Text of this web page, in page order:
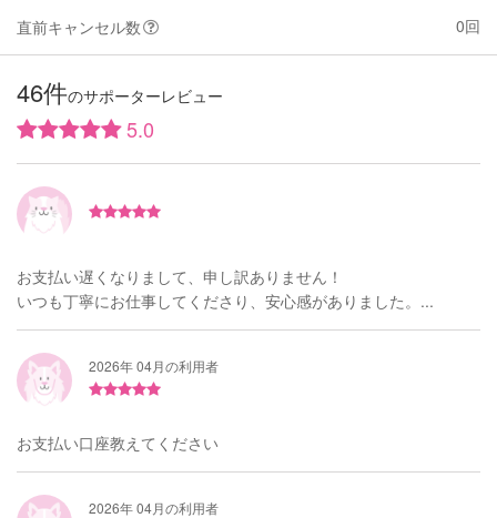
直前キャンセル数 0回
46件のサポーターレビュー
5.0
お支払い遅くなりまして、申し訳ありません！
いつも丁寧にお仕事してくださり、安心感がありました。...
2026年 04月の利用者
お支払い口座教えてください
2026年 04月の利用者